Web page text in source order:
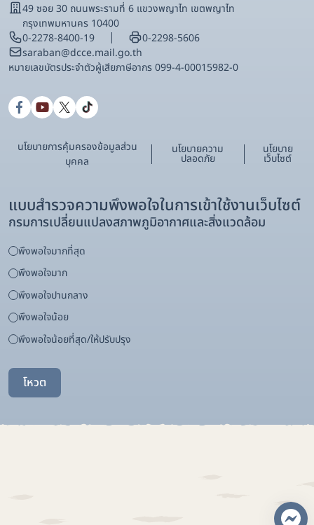
49 ซอย 30 ถนนพระรามที่ 6 แขวงพญาไท เขตพญาไท
กรุงเทพมหานคร 10400
0-2278-8400-19
0-2298-5606
saraban@dcce.mail.go.th
หมายเลขบัตรประจําตัวผู้เสียภาษีอากร 099-4-00015982-0
นโยบายการคุ้มครองข้อมูลส่วน
บุคคล
นโยบายความ
ปลอดภัย
นโยบาย
เว็บไซต์
แบบสำรวจความพึงพอใจในการเข้าใช้งานเว็บไซต์
กรมการเปลี่ยนแปลงสภาพภูมิอากาศและสิ่งแวดล้อม
พึงพอใจมากที่สุด
พึงพอใจมาก
พึงพอใจปานกลาง
พึงพอใจน้อย
พึงพอใจน้อยที่สุด/ให้ปรับปรุง
โหวต